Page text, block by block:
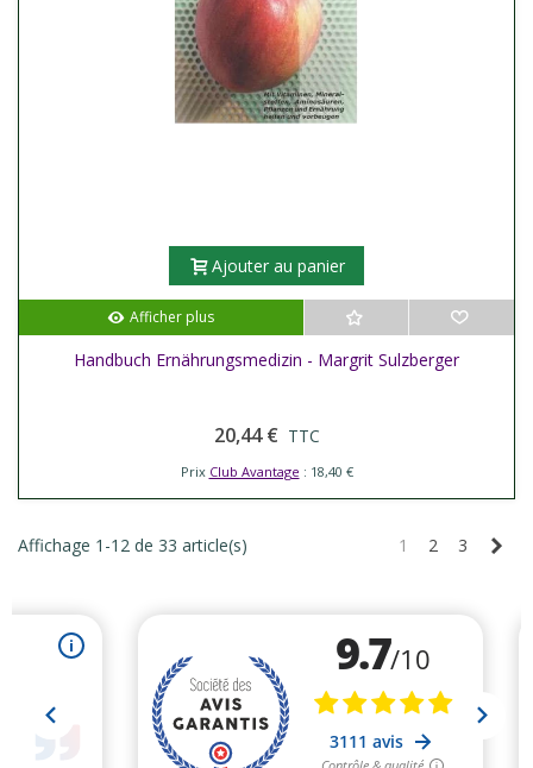
Ajouter au panier
Afficher plus
Handbuch Ernährungsmedizin - Margrit Sulzberger
20,44 € TTC
Prix Club Avantage : 18,40 €
Affichage 1-12 de 33 article(s) 1 2 3